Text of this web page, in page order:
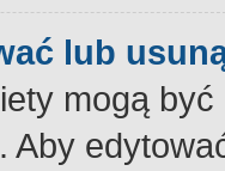
lub
mogą
Aby